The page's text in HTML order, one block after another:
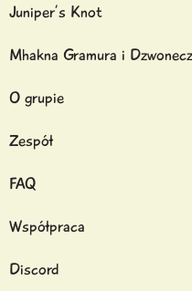
Juniper’s Knot
Mhakna Gramura i
O grupie
Zespół
FAQ
Współpraca
Discord